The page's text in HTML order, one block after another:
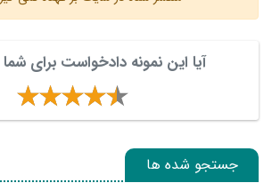
آیا این نمونه دادخواست برای
جستجو شده ها